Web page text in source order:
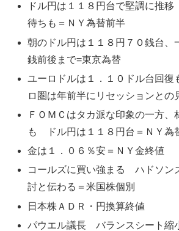
ドル円は１１８円台で堅調に推
待ちも＝ＮＹ為替前半
朝のドル円は１１８円７０銭台、
銭前後まで=東京為替
ユーロドルは１．１０ドル台回
ロ圏は年前半にリセッションとの
ＦＯＭＣはタカ派な印象の一方、
も ドル円は１１８円台＝ＮＹ為
金は１．０６％安＝ＮＹ金終値
コールズに買い強まる ハドソン
討と伝わる＝米国株個別
日本株ＡＤＲ・円換算終値
パウエル議長 バランスシート縮